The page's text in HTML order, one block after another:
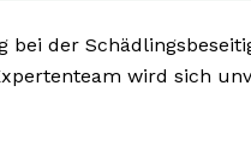
der
wird sich